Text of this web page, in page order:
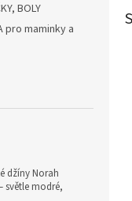
BOLY
pro maminky a
džíny Norah
světle modré,